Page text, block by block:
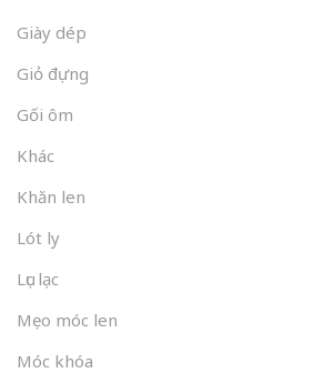
Giày dép
Giỏ đựng
Gối ôm
Khác
Khăn len
Lót ly
Lục lạc
Mẹo móc len
Móc khóa